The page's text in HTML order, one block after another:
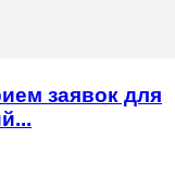
заявок для